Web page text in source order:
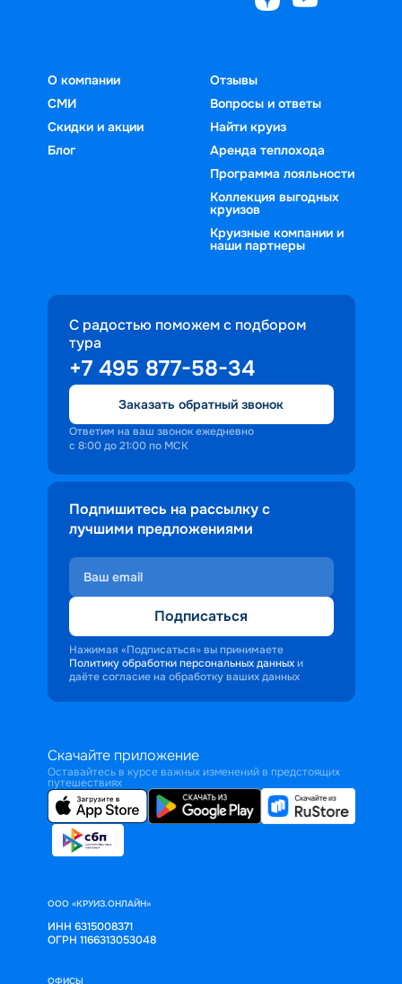
О компании
СМИ
Скидки и акции
Блог
Отзывы
Вопросы и ответы
Найти круиз
Аренда теплохода
Программа лояльности
Коллекция выгодных
круизов
Круизные компании и
наши партнеры
С радостью поможем с подбором
тура
+7 495 877-58-34
Заказать обратный звонок
Ответим на ваш звонок ежедневно
с 8:00 до 21:00 по МСК
Подпишитесь на рассылку с
лучшими предложениями
Подписаться
Нажимая «Подписаться» вы принимаете
Политику обработки персональных данных и
даёте согласие на обработку ваших данных
Скачайте приложение
Оставайтесь в курсе важных изменений в предстоящих
путешествиях
ООО «КРУИЗ.ОНЛАЙН»
ИНН 6315008371
ОГРН 1166313053048
ОФИСЫ